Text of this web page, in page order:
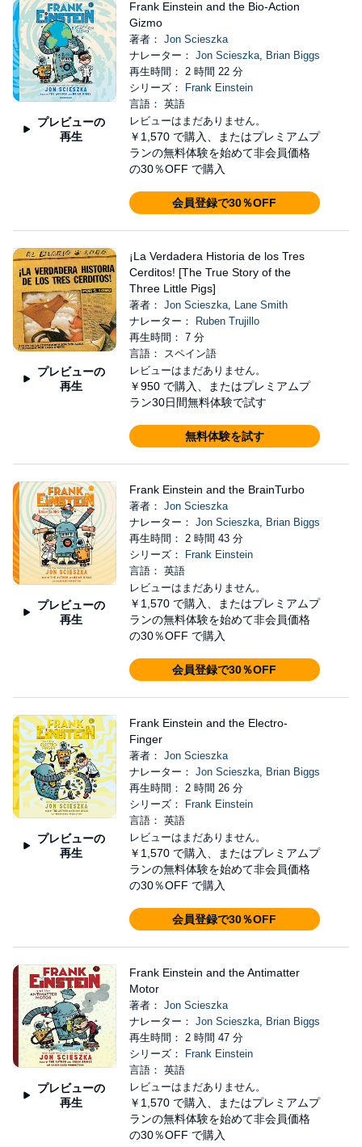
プレビューの
再生
Frank Einstein and the Bio-Action
Gizmo
著者： Jon Scieszka
ナレーター： Jon Scieszka, Brian Biggs
再生時間： 2 時間 22 分
シリーズ：
Frank Einstein
言語： 英語
レビューはまだありません。
￥1,570 で購入、またはプレミアムプ
ランの無料体験を始めて非会員価格
の30％OFF で購入
会員登録で30％OFF
プレビューの
再生
¡La Verdadera Historia de los Tres
Cerditos! [The True Story of the
Three Little Pigs]
著者： Jon Scieszka, Lane Smith
ナレーター：
Ruben Trujillo
再生時間： 7 分
言語： スペイン語
レビューはまだありません。
￥950 で購入、またはプレミアムプ
ラン30日間無料体験で試す
無料体験を試す
プレビューの
再生
Frank Einstein and the BrainTurbo
著者： Jon Scieszka
ナレーター： Jon Scieszka, Brian Biggs
再生時間： 2 時間 43 分
シリーズ：
Frank Einstein
言語： 英語
レビューはまだありません。
￥1,570 で購入、またはプレミアムプ
ランの無料体験を始めて非会員価格
の30％OFF で購入
会員登録で30％OFF
プレビューの
再生
Frank Einstein and the Electro-
Finger
著者： Jon Scieszka
ナレーター： Jon Scieszka, Brian Biggs
再生時間： 2 時間 26 分
シリーズ：
Frank Einstein
言語： 英語
レビューはまだありません。
￥1,570 で購入、またはプレミアムプ
ランの無料体験を始めて非会員価格
の30％OFF で購入
会員登録で30％OFF
プレビューの
再生
Frank Einstein and the Antimatter
Motor
著者： Jon Scieszka
ナレーター： Jon Scieszka, Brian Biggs
再生時間： 2 時間 47 分
シリーズ：
Frank Einstein
言語： 英語
レビューはまだありません。
￥1,570 で購入、またはプレミアムプ
ランの無料体験を始めて非会員価格
の30％OFF で購入